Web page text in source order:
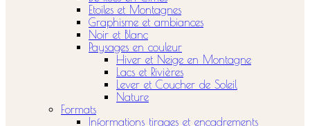
Etoiles et Montagnes
Graphisme et ambiances
Noir et Blanc
Paysages en couleur
Hiver et Neige en Montagne
Lacs et Rivières
Lever et Coucher de Soleil
Nature
Formats
Informations tirages et encadrements